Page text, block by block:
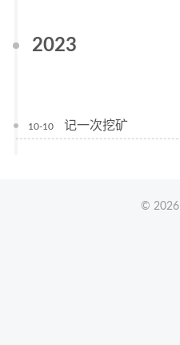
2023
10-10 记一次挖矿
© 2026